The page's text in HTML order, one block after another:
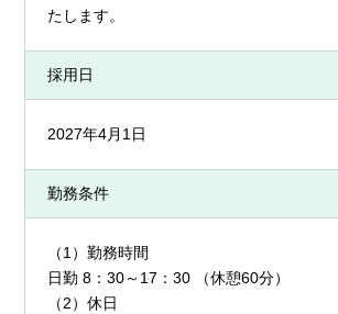
たします。
採用日
2027年4月1日
勤務条件
（1）勤務時間
日勤 8：30～17：30 （休憩60分）
（2）休日